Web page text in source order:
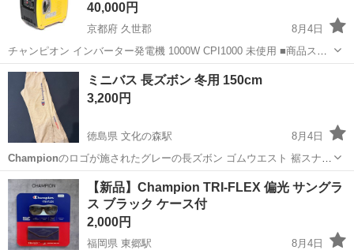
40,000円
京都府 久世郡
8月4日
チャンピオン インバーター発電機 1000W CPI1000 未使用 ■商品スペ
ック ●商品名: チャンピオン インバーター発電機 50/60Hz 共用 1000W
CPI1000 ●カテゴリ: 発電機 ●サイズ...
京都 久世郡 生活家電
ミニバス 長ズボン 冬用 150cm
3,200円
徳島県 文化の森駅
8月4日
Championのロゴが施されたグレーの長ズボン ゴムウエスト 裾スナッ
プ - ブランド:Champion- カラー: グレー - デザイン: ロゴ入り - ウエ
スト: ゴムウエスト 150cm 比較的状態綺麗です...
徳島 徳島市 文化の森駅 ミニバス
【新品】Champion TRI-FLEX 偏光 サングラ
ス ブラック ケース付
2,000円
福岡県 東郷駅
8月4日